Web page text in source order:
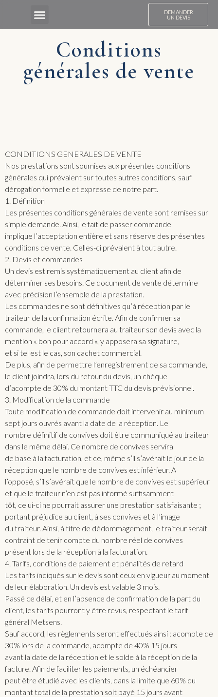
DEMANDER
UN DEVIS
Conditions
générales de vente
CONDITIONS GENERALES DE VENTE
Nos prestations sont soumises aux présentes conditions
générales qui prévalent sur toutes autres conditions, sauf
dérogation formelle et expresse de notre part.
1. Définition
Les présentes conditions générales de vente sont remises sur
simple demande. Ainsi, le fait de passer commande
implique l’acceptation entière et sans réserve des présentes
conditions de vente. Celles-ci prévalent à tout autre.
2. Devis et commandes
Un devis est remis systématiquement au client afin de
déterminer ses besoins. Ce document de vente détermine
avec précision l’ensemble de la prestation.
Les commandes ne sont définitives qu’à réception par le
traiteur de la confirmation écrite. Afin de confirmer sa
commande, le client retournera au traiteur son devis avec la
mention « bon pour accord », y apposera sa signature,
et si tel est le cas, son cachet commercial.
De plus, afin de permettre l’enregistrement de sa commande,
le client joindra, lors du retour du devis, un chèque
d’acompte de 30% du montant TTC du devis prévisionnel.
3. Modification de la commande
Toute modification de commande doit intervenir au minimum
sept jours ouvrés avant la date de la réception. Le
nombre définitif de convives doit être communiqué au traiteur
dans le même délai. Ce nombre de convives servira
de base à la facturation, et ce, même s’il s’avérait le jour de la
réception que le nombre de convives est inférieur. A
l’opposé, s’il s’avérait que le nombre de convives est supérieur
et que le traiteur n’en est pas informé suffisamment
tôt, celui-ci ne pourrait assurer une prestation satisfaisante ;
portant préjudice au client, à ses convives et à l’image
du traiteur. Ainsi, à titre de dédommagement, le traiteur serait
contraint de tenir compte du nombre réel de convives
présent lors de la réception à la facturation.
4. Tarifs, conditions de paiement et pénalités de retard
Les tarifs indiqués sur le devis sont ceux en vigueur au moment
de leur élaboration. Un devis est valable 3 mois.
Passé ce délai, et en l’absence de confirmation de la part du
client, les tarifs pourront y être revus, respectant le tarif
général Metsens.
Sauf accord, les règlements seront effectués ainsi : acompte de
30% lors de la commande, acompte de 40% 15 jours
avant la date de la réception et le solde à la réception de la
facture. Afin de faciliter les paiements, un échéancier
peut être étudié avec les clients, dans la limite que 60% du
montant total de la prestation soit payé 15 jours avant